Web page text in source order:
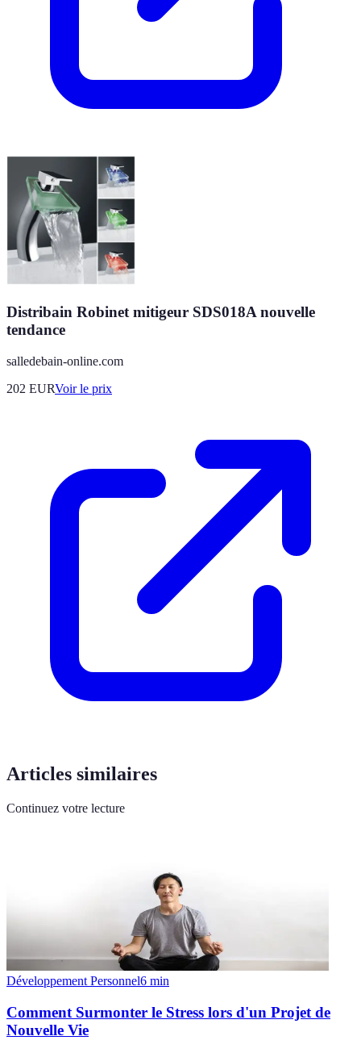
Distribain Robinet mitigeur SDS018A nouvelle
tendance
salledebain-online.com
202 EURVoir le prix
Articles similaires
Continuez votre lecture
Développement Personnel6 min
Comment Surmonter le Stress lors d'un Projet de
Nouvelle Vie